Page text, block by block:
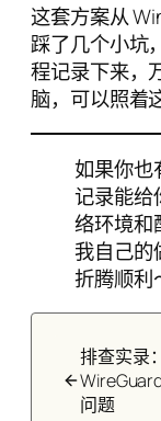
这套方案从
踩了几个小坑
程记录下来，
脑，可以照着
如果你也
记录能给
络环境和
我自己的
折腾顺利
排查实录
问题